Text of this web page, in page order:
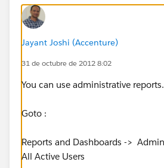
Jayant Joshi (Accenture)
31 de octubre de 2012 8:02
You can use administrative reports.
Goto :
Reports and Dashboards ->
All Active Users